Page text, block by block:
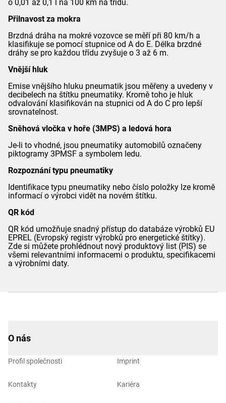
o 0,01 až 0,1 l na 100 km na třídu.
Přilnavost za mokra
Brzdná dráha na mokré vozovce se měří při 80 km/h a
klasifikuje se pomocí stupnice od A do E. Délka brzdné
dráhy se pro každou třídu zvyšuje o 3 až 6 m.
Vnější hluk
Emise vnějšího hluku pneumatik jsou měřeny a uvedeny v
decibelech na štítku pneumatiky. Kromě toho je hluk
odvalování klasifikován na stupnici od A do C pro lepší
srovnatelnost.
Sněhová vločka v hoře (3MPS) a ledová hora
Je-li to vhodné, jsou pneumatiky automobilů označeny
piktogramy 3PMSF a symbolem ledu.
Rozpoznání typu pneumatiky
Identifikace typu pneumatiky nebo číslo položky lze kromě
informací o výrobci vidět na novém štítku.
QR kód
QR kód umožňuje snadný přístup do databáze výrobků EU
EPREL (Evropský registr výrobků pro energetické štítky).
Zde si můžete prohlédnout nový produktový list (PIS) se
všemi relevantními informacemi o produktu, specifikacemi
a výrobními daty.
O nás
Profil společnosti
Kontakty
Imprint
Kariéra